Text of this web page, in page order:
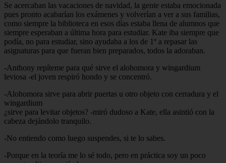
Se acercaban las vacaciones de navidad, la gente estaba emocionada
pues pronto acabarían los exámenes y volverían a ver a sus familias,
como siempre la biblioteca en esos días estaba llena de alumnos que
siempre esperaban a última hora para estudiar. Kate iba siempre que
podía, no para estudiar, sino ayudaba a los de 1º a repasar las
asignaturas para que fueran bien preparados, todos la adoraban.
-Anthony repíteme para qué sirve el alohomora y wingardium
leviosa -el joven respiró hondo y se concentró.
-Alohomora sirve para abrir puertas u otro objeto con cerradura y el
wingardium
¿sirve para levitar objetos? -miró dudoso a Kate, ella asintió con la
cabeza dejándolo tranquilo.
-No entiendo como luego suspendes, si te lo sabes.
-Porque en la teoría me lo sé todo, pero en práctica soy un poco